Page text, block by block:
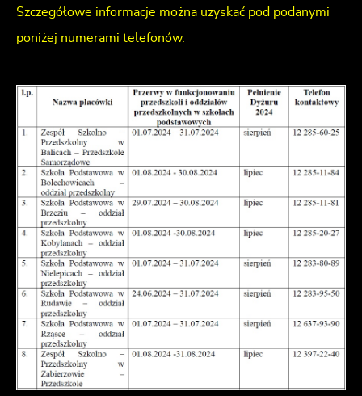
Szczegółowe informacje można uzyskać pod podanymi
poniżej numerami telefonów.